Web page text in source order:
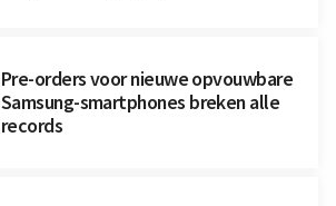
Pre-orders voor nieuwe opvouwbare
Samsung-smartphones breken alle
records